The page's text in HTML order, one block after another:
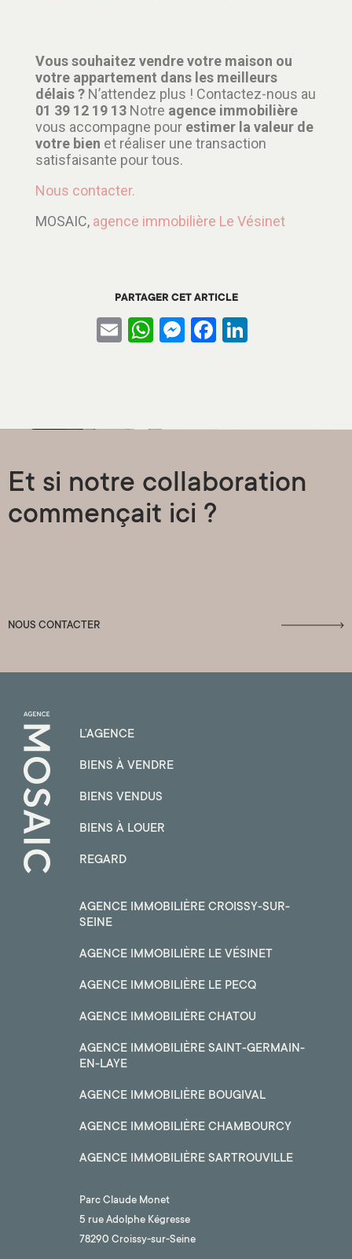
Vous souhaitez vendre votre maison ou
votre appartement dans les meilleurs
délais ? N’attendez plus ! Contactez-nous au
01 39 12 19 13 Notre agence immobilière
vous accompagne pour estimer la valeur de
votre bien et réaliser une transaction
satisfaisante pour tous.
Nous contacter.
MOSAIC, agence immobilière Le Vésinet
PARTAGER CET ARTICLE
EmailWhatsApp
Messenger
Facebook
Et si notre collaboration
commençait ici ?
NOUS CONTACTER
L’AGENCE
BIENS À VENDRE
BIENS VENDUS
BIENS À LOUER
REGARD
AGENCE IMMOBILIÈRE CROISSY-SUR-
SEINE
AGENCE IMMOBILIÈRE LE VÉSINET
AGENCE IMMOBILIÈRE LE PECQ
AGENCE IMMOBILIÈRE CHATOU
AGENCE IMMOBILIÈRE SAINT-GERMAIN-
EN-LAYE
AGENCE IMMOBILIÈRE BOUGIVAL
AGENCE IMMOBILIÈRE CHAMBOURCY
AGENCE IMMOBILIÈRE SARTROUVILLE
Parc Claude Monet
5 rue Adolphe Kégresse
78290 Croissy-sur-Seine